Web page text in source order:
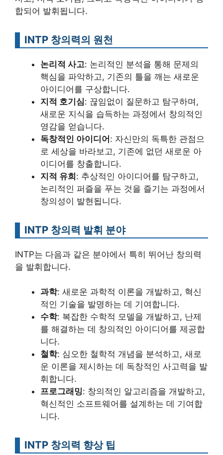
합되어 발휘됩니다.
INTP 창의력의 원천
논리적 사고: 논리적인 분석을 통해 문제의
핵심을 파악하고, 기존의 틀을 깨는 새로운
아이디어를 구상합니다.
지적 호기심: 끊임없이 질문하고 탐구하며,
새로운 지식을 습득하는 과정에서 창의적인
영감을 얻습니다.
독창적인 아이디어: 자신만의 독특한 관점으
로 세상을 바라보고, 기존에 없던 새로운 아
이디어를 창출합니다.
지적 유희: 추상적인 아이디어를 탐구하고,
논리적인 퍼즐을 푸는 것을 즐기는 과정에서
창의성이 발현됩니다.
INTP 창의력 발휘 분야
INTP는 다음과 같은 분야에서 특히 뛰어난 창의력
을 발휘합니다.
과학: 새로운 과학적 이론을 개발하고, 혁신
적인 기술을 발명하는 데 기여합니다.
수학: 복잡한 수학적 모델을 개발하고, 난제
를 해결하는 데 창의적인 아이디어를 제공합
니다.
철학: 심오한 철학적 개념을 분석하고, 새로
운 이론을 제시하는 데 독창적인 사고력을 발
휘합니다.
프로그래밍: 창의적인 알고리즘을 개발하고,
혁신적인 소프트웨어를 설계하는 데 기여합
니다.
INTP 창의력 향상 팁